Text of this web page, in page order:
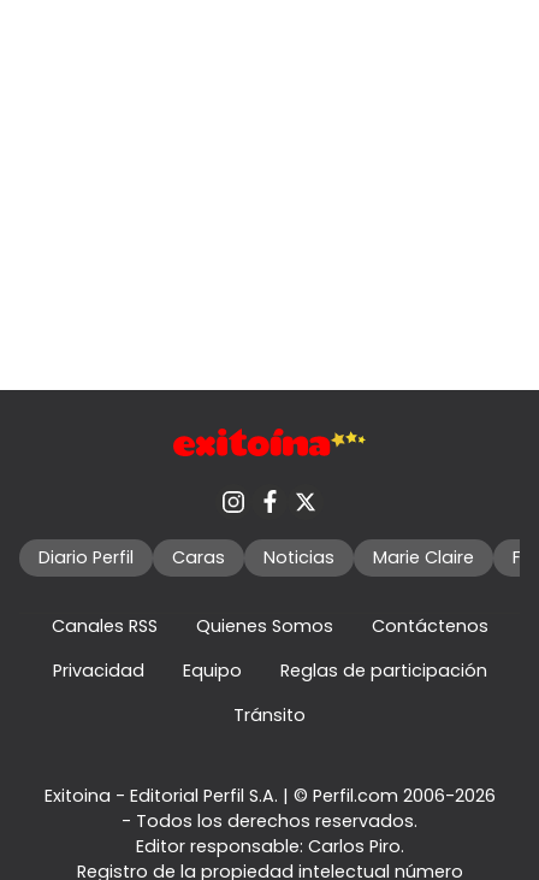
Diario Perfil Caras Noticias Marie Claire
Canales RSS Quienes Somos
Contáctenos
Privacidad
Equipo
Reglas de participación
Tránsito
Exitoina - Editorial Perfil S.A. | © Perfil.com 2006-2026
- Todos los derechos reservados.
Editor responsable: Carlos Piro.
Registro de la propiedad intelectual número